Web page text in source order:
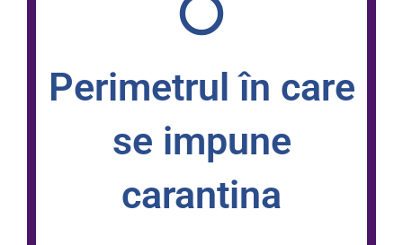
Perimetrul în care
se impune
carantina